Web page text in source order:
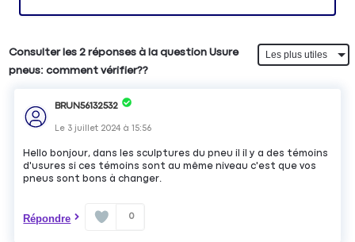
Consulter les 2 réponses à la question Usure
pneus: comment vérifier??
BRUN56132532
Le 3 juillet 2024 à15:56
Hello bonjour, dans les sculptures du pneu il il y a des témoins
d'usures si ces témoins sont au même niveau c'est que vos
pneus sont bons à changer.
Répondre 0